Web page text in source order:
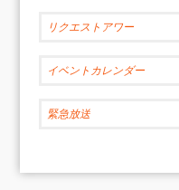
リクエストアワー
イベントカレンダー
緊急放送